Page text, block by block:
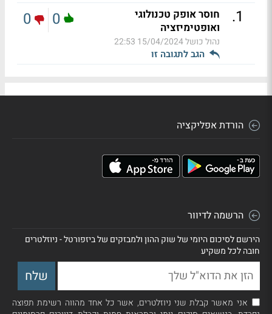
1
.
חוסר אופק טכנולוגי
ואופטימיזציה
נהול כושל15/04/2024 22:53
הגב לתגובה זו
0
0
הורדת אפליקציה
הרשמה לדיוור
הירשם לסיכום היומי של שוק ההון ולמבזקים של ביזפורטל - ניוזלטרים
חובה לכל משקיע
אני מאשר קבלת שני ניוזלטרים, אשר כל אחד מהווה רשימת תפוצה